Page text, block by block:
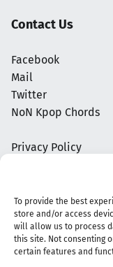
To provide the best
store and/or access
will allow us to process
this site. Not consenting
certain features and
Contact Us
Facebook
Mail
Twitter
NoN Kpop Chords
Privacy Policy